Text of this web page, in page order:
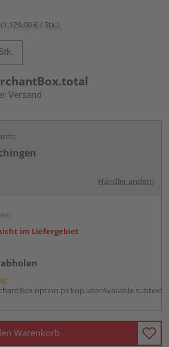
(1.129,00 € / Stk.)
Stk.
Versand
Händler ändern
im Liefergebiet
Warenkorb